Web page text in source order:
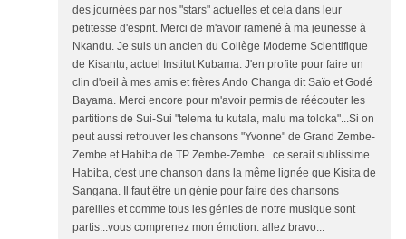
des journées par nos "stars" actuelles et cela dans leur
petitesse d'esprit. Merci de m'avoir ramené à ma jeunesse à
Nkandu. Je suis un ancien du Collège Moderne Scientifique
de Kisantu, actuel Institut Kubama. J'en profite pour faire un
clin d'oeil à mes amis et frères Ando Changa dit Saïo et Godé
Bayama. Merci encore pour m'avoir permis de réécouter les
partitions de Sui-Sui "telema tu kutala, malu ma toloka"...Si on
peut aussi retrouver les chansons "Yvonne" de Grand Zembe-
Zembe et Habiba de TP Zembe-Zembe...ce serait sublissime.
Habiba, c'est une chanson dans la même lignée que Kisita de
Sangana. Il faut être un génie pour faire des chansons
pareilles et comme tous les génies de notre musique sont
partis...vous comprenez mon émotion. allez bravo...